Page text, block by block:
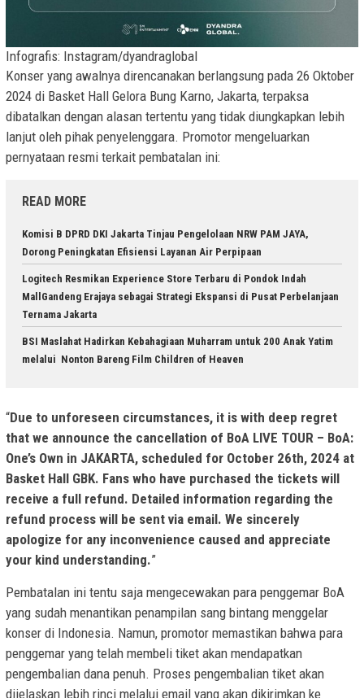
Infografis: Instagram/dyandraglobal
Konser yang awalnya direncanakan berlangsung pada 26 Oktober
2024 di Basket Hall Gelora Bung Karno, Jakarta, terpaksa
dibatalkan dengan alasan tertentu yang tidak diungkapkan lebih
lanjut oleh pihak penyelenggara. Promotor mengeluarkan
pernyataan resmi terkait pembatalan ini:
READ MORE
Komisi B DPRD DKI Jakarta Tinjau Pengelolaan NRW PAM JAYA,
Dorong Peningkatan Efisiensi Layanan Air Perpipaan
Logitech Resmikan Experience Store Terbaru di Pondok Indah
MallGandeng Erajaya sebagai Strategi Ekspansi di Pusat Perbelanjaan
Ternama Jakarta
BSI Maslahat Hadirkan Kebahagiaan Muharram untuk 200 Anak Yatim
melalui Nonton Bareng Film Children of Heaven
“Due to unforeseen circumstances, it is with deep regret
that we announce the cancellation of BoA LIVE TOUR – BoA:
One’s Own in JAKARTA, scheduled for October 26th, 2024 at
Basket Hall GBK. Fans who have purchased the tickets will
receive a full refund. Detailed information regarding the
refund process will be sent via email. We sincerely
apologize for any inconvenience caused and appreciate
your kind understanding.”
Pembatalan ini tentu saja mengecewakan para penggemar BoA
yang sudah menantikan penampilan sang bintang menggelar
konser di Indonesia. Namun, promotor memastikan bahwa para
penggemar yang telah membeli tiket akan mendapatkan
pengembalian dana penuh. Proses pengembalian tiket akan
dijelaskan lebih rinci melalui email yang akan dikirimkan ke